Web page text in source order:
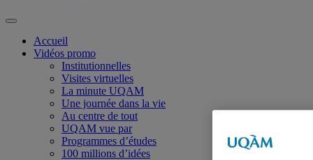
Accueil
Vidéos promo
Institutionnelles
Visites virtuelles
La minute UQAM
Une journée dans la vie
Au centre de tout
UQAM vue par
Programmes d’études
100 millions d’idées